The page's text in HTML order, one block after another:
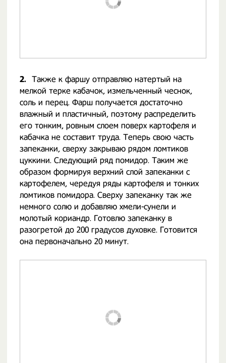
2. Также к фаршу отправляю натертый на
мелкой терке кабачок, измельченный чеснок,
соль и перец. Фарш получается достаточно
влажный и пластичный, поэтому распределить
его тонким, ровным слоем поверх картофеля и
кабачка не составит труда. Теперь свою часть
запеканки, сверху закрываю рядом ломтиков
цуккини. Следующий ряд помидор. Таким же
образом формируя верхний слой запеканки с
картофелем, чередуя ряды картофеля и тонких
ломтиков помидора. Сверху запеканку так же
немного солю и добавляю хмели-сунели и
молотый кориандр. Готовлю запеканку в
разогретой до 200 градусов духовке. Готовится
она первоначально 20 минут.